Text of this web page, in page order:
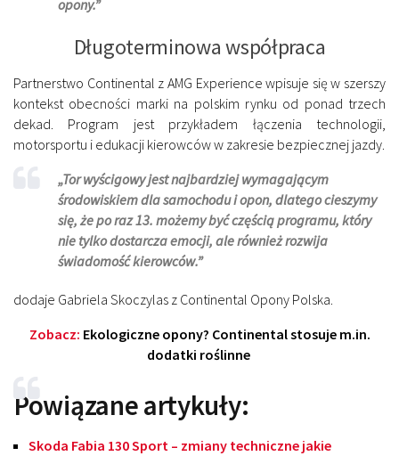
opony.”
Długoterminowa współpraca
Partnerstwo Continental z AMG Experience wpisuje się w szerszy
kontekst obecności marki na polskim rynku od ponad trzech
dekad. Program jest przykładem łączenia technologii,
motorsportu i edukacji kierowców w zakresie bezpiecznej jazdy.
„Tor wyścigowy jest najbardziej wymagającym
środowiskiem dla samochodu i opon, dlatego cieszymy
się, że po raz 13. możemy być częścią programu, który
nie tylko dostarcza emocji, ale również rozwija
świadomość kierowców.”
dodaje Gabriela Skoczylas z Continental Opony Polska.
Zobacz: Ekologiczne opony? Continental stosuje m.in.
dodatki roślinne
Powiązane artykuły:
Skoda Fabia 130 Sport – zmiany techniczne jakie